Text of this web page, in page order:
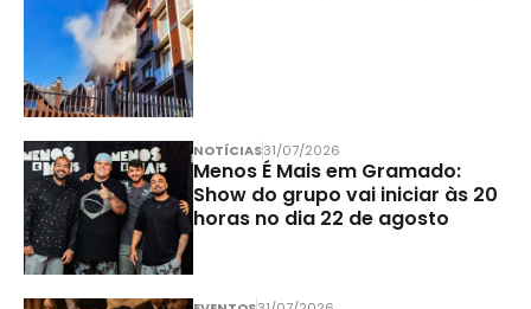
NOTÍCIAS31/07/2026
Menos É Mais em Gramado:
Show do grupo vai iniciar às 20
horas no dia 22 de agosto